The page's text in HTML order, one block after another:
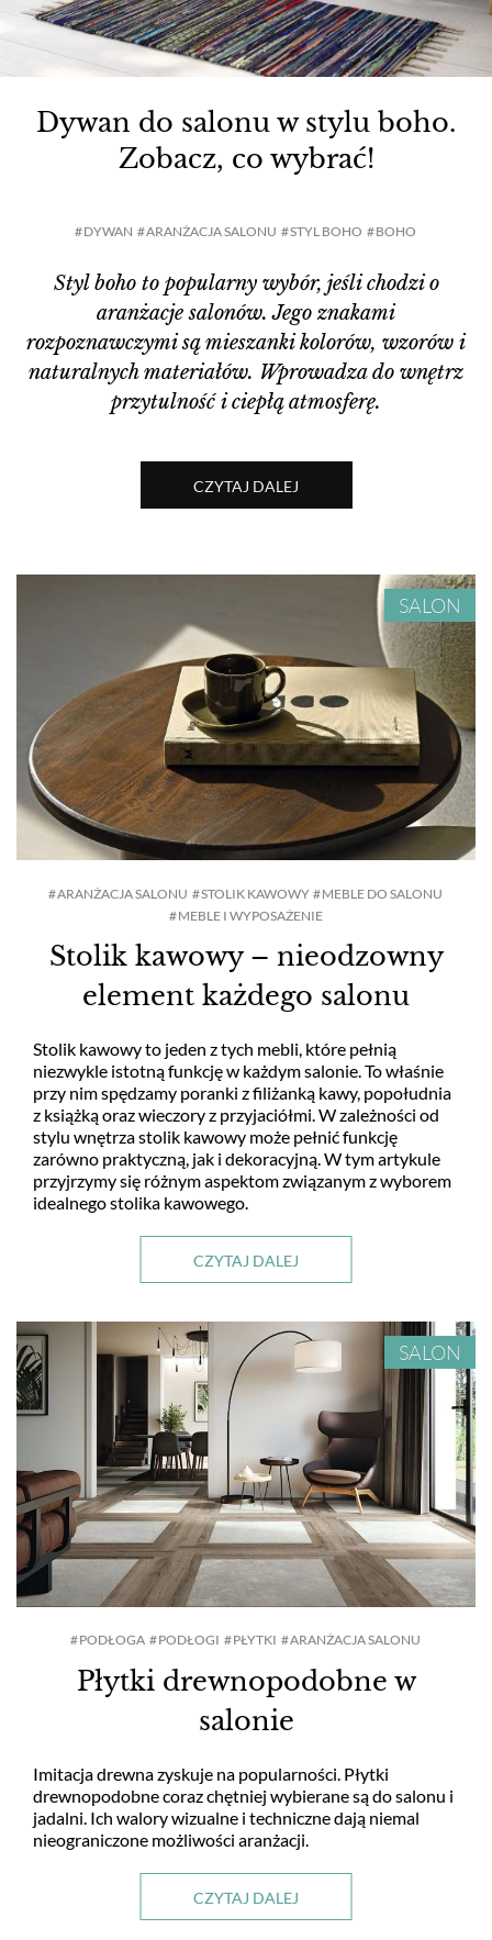
Dywan do salonu w stylu boho.
Zobacz, co wybrać!
DYWAN ARANŻACJA SALONU STYL BOHO BOHO
Styl boho to popularny wybór, jeśli chodzi o
aranżacje salonów. Jego znakami
rozpoznawczymi są mieszanki kolorów, wzorów i
naturalnych materiałów. Wprowadza do wnętrz
przytulność i ciepłą atmosferę.
CZYTAJ DALEJ
SALON
Stolik kawowy – nieodzowny
element każdego salonu
Stolik kawowy to jeden z tych mebli, które pełnią
niezwykle istotną funkcję w każdym salonie. To właśnie
przy nim spędzamy poranki z filiżanką kawy, popołudnia
z książką oraz wieczory z przyjaciółmi. W zależności od
stylu wnętrza stolik kawowy może pełnić funkcję
zarówno praktyczną, jak i dekoracyjną. W tym artykule
przyjrzymy się różnym aspektom związanym z wyborem
idealnego stolika kawowego.
CZYTAJ DALEJ
ARANŻACJA SALONU STOLIK KAWOWY
MEBLE DO SALONU
MEBLE I WYPOSAŻENIE
SALON
Płytki drewnopodobne w
salonie
Imitacja drewna zyskuje na popularności. Płytki
drewnopodobne coraz chętniej wybierane są do salonu i
jadalni. Ich walory wizualne i techniczne dają niemal
nieograniczone możliwości aranżacji.
CZYTAJ DALEJ
PODŁOGA PODŁOGI PŁYTKI ARANŻACJA SALONU